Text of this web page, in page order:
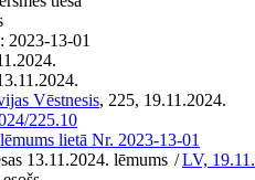
2023-13-01
Vēstnesis, 225, 19.11.2024.
225.10
lietā Nr. 2023-13-01
13.11.2024. lēmums /LV,